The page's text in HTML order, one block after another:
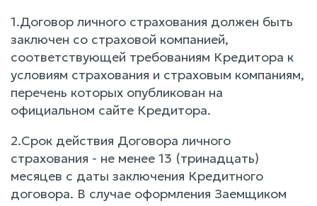
1.Договор личного страхования должен быть
заключен со страховой компанией,
соответствующей требованиям Кредитора к
условиям страхования и страховым компаниям,
перечень которых опубликован на
официальном сайте Кредитора.
2.Срок действия Договора личного
страхования - не менее 13 (тринадцать)
месяцев с даты заключения Кредитного
договора. В случае оформления Заемщиком